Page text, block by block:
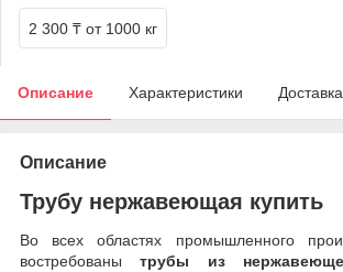
2 300 ₸ от 1000 кг
Описание Характеристики Доставка
Описание
Трубу нержавеющая купить
Во всех областях промышленного
востребованытрубы из